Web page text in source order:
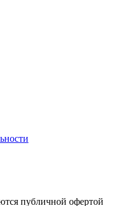
публичной офертой